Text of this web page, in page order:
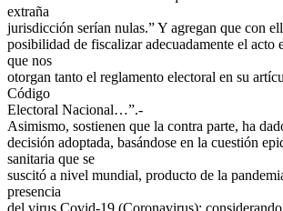
extraña
jurisdicción serían nulas.” Y agregan que con
posibilidad de fiscalizar adecuadamente el acto
que nos
otorgan tanto el reglamento electoral en su
Código
Electoral Nacional…”.-
Asimismo, sostienen que la contra parte, ha
decisión adoptada, basándose en la cuestión
sanitaria que se
suscitó a nivel mundial, producto de la
presencia
del virus Covid-19 (Coronavirus);